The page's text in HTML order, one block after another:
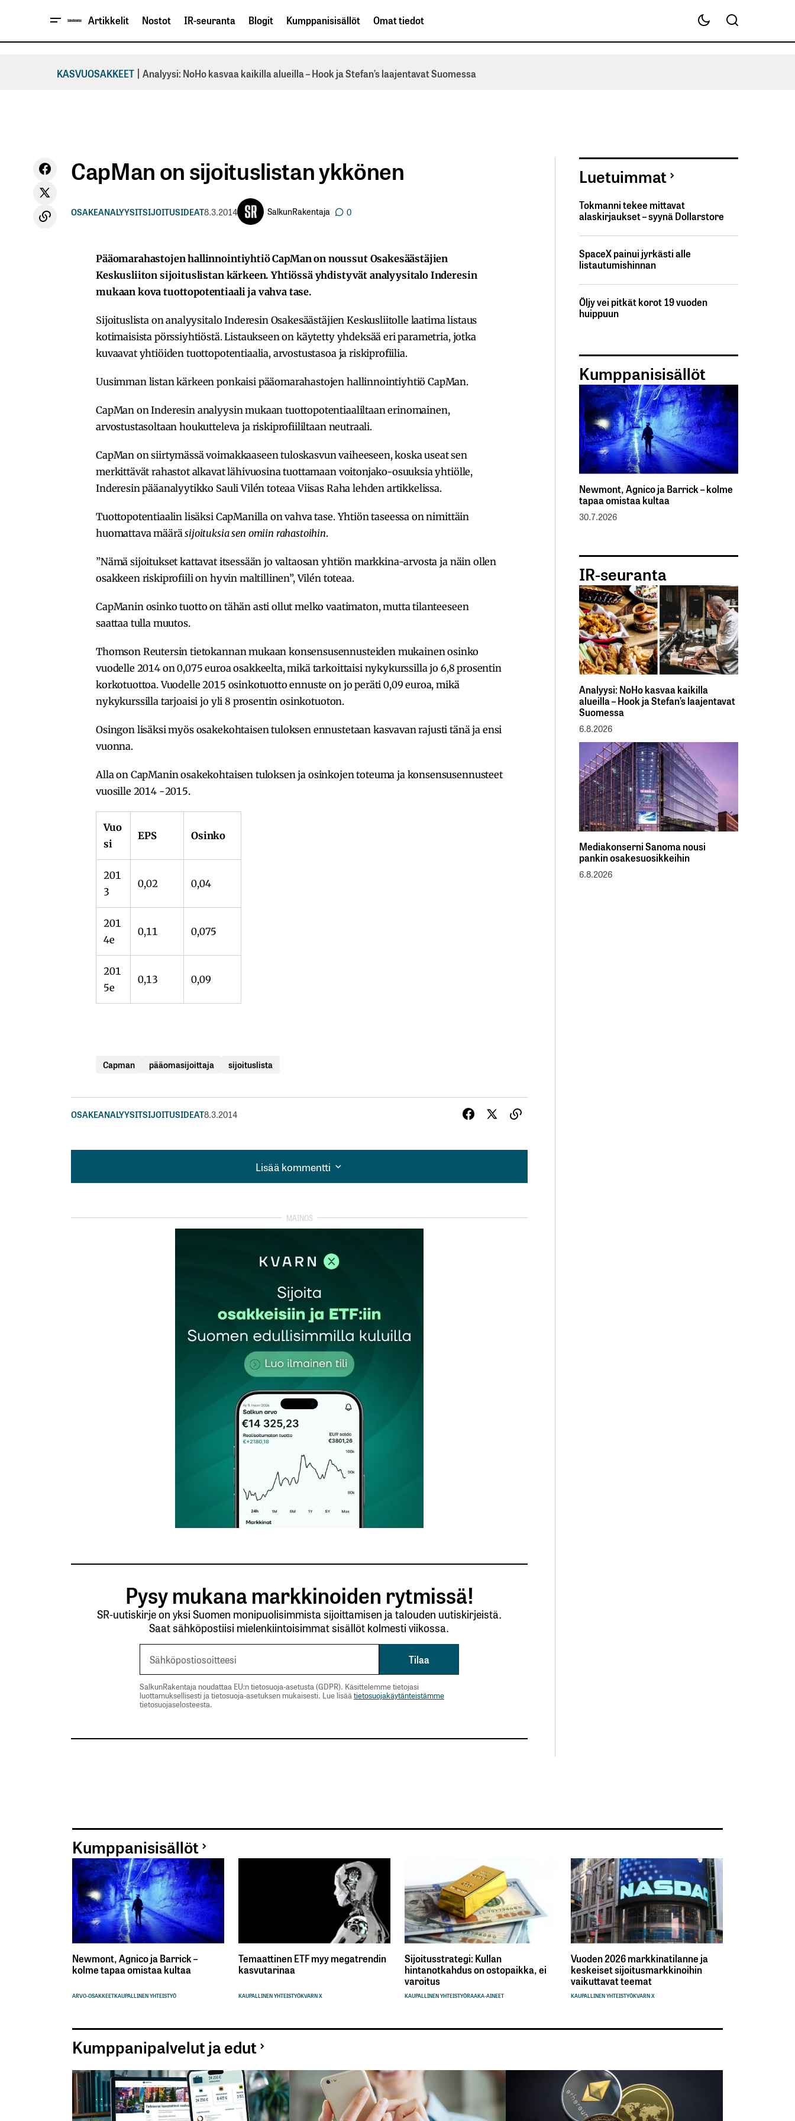
Artikkelit Nostot IR-seuranta Blogit Kumppanisisällöt Omat tiedot
KASVUOSAKKEET | Analyysi: NoHo kasvaa kaikilla alueilla – Hook ja Stefan’s laajentavat Suomessa
CapMan on sijoituslistan ykkönen
OSAKEANALYYSITSIJOITUSIDEAT8.3.2014 SalkunRakentaja 0
Pääomarahastojen hallinnointiyhtiö CapMan on noussut Osakesäästäjien
Keskusliiton sijoituslistan kärkeen. Yhtiössä yhdistyvät analyysitalo Inderesin
mukaan kova tuottopotentiaali ja vahva tase.
Sijoituslista on analyysitalo Inderesin Osakesäästäjien Keskusliitolle laatima listaus
kotimaisista pörssiyhtiöstä. Listaukseen on käytetty yhdeksää eri parametria, jotka
kuvaavat yhtiöiden tuottopotentiaalia, arvostustasoa ja riskiprofiilia.
Uusimman listan kärkeen ponkaisi pääomarahastojen hallinnointiyhtiö CapMan.
CapMan on Inderesin analyysin mukaan tuottopotentiaaliltaan erinomainen,
arvostustasoltaan houkutteleva ja riskiprofiililtaan neutraali.
CapMan on siirtymässä voimakkaaseen tuloskasvun vaiheeseen, koska useat sen
merkittävät rahastot alkavat lähivuosina tuottamaan voitonjako-osuuksia yhtiölle,
Inderesin pääanalyytikko Sauli Vilén toteaa Viisas Raha lehden artikkelissa.
Tuottopotentiaalin lisäksi CapManilla on vahva tase. Yhtiön taseessa on nimittäin
huomattava määräsijoituksia sen omiin rahastoihin.
”Nämä sijoitukset kattavat itsessään jo valtaosan yhtiön markkina-arvosta ja näin ollen
osakkeen riskiprofiili on hyvin maltillinen”, Vilén toteaa.
CapManin osinko tuotto on tähän asti ollut melko vaatimaton, mutta tilanteeseen
saattaa tulla muutos.
Thomson Reutersin tietokannan mukaan konsensusennusteiden mukainen osinko
vuodelle 2014 on 0,075 euroa osakkeelta, mikä tarkoittaisi nykykurssilla jo 6,8 prosentin
korkotuottoa. Vuodelle 2015 osinkotuotto ennuste on jo peräti 0,09 euroa, mikä
nykykurssilla tarjoaisi jo yli 8 prosentin osinkotuoton.
Osingon lisäksi myös osakekohtaisen tuloksen ennustetaan kasvavan rajusti tänä ja ensi
vuonna.
Alla on CapManin osakekohtaisen tuloksen ja osinkojen toteuma ja konsensusennusteet
vuosille 2014 -2015.
Vuo
si
EPS Osinko
201
3
0,02 0,04
201
4e
0,11 0,075
201
5e
0,13 0,09
Capman pääomasijoittaja sijoituslista
OSAKEANALYYSITSIJOITUSIDEAT8.3.2014
Lisää kommentti
Lisää kommentti
Pakolliset kentät on merkitty
Sähköpostiosoitteesi
Pysy mukana markkinoiden rytmissä!
SR-uutiskirje on yksi Suomen monipuolisimmista sijoittamisen ja talouden uutiskirjeistä.
Saat sähköpostiisi mielenkiintoisimmat sisällöt kolmesti viikossa.
SalkunRakentaja noudattaa EU:n tietosuoja-asetusta (GDPR). Käsittelemme tietojasi
luottamuksellisesti ja tietosuoja-asetuksen mukaisesti. Lue lisää tietosuojakäytänteistämme
tietosuojaselosteesta.
Luetuimmat
Tokmanni tekee mittavat
alaskirjaukset – syynä Dollarstore
SpaceX painui jyrkästi alle
listautumishinnan
Öljy vei pitkät korot 19 vuoden
huippuun
Kumppanisisällöt
Newmont, Agnico ja Barrick – kolme
tapaa omistaa kultaa
30.7.2026
IR-seuranta
Analyysi: NoHo kasvaa kaikilla
alueilla – Hook ja Stefan’s laajentavat
Suomessa
6.8.2026
Mediakonserni Sanoma nousi
pankin osakesuosikkeihin
6.8.2026
Kumppanisisällöt
Newmont, Agnico ja Barrick –
kolme tapaa omistaa kultaa
ARVO-OSAKKEETKAUPALLINEN YHTEISTYÖ
Temaattinen ETF myy megatrendin
kasvutarinaa
KAUPALLINEN YHTEISTYÖKVARN X
Sijoitusstrategi: Kullan
hintanotkahdus on ostopaikka, ei
varoitus
KAUPALLINEN YHTEISTYÖRAAKA-AINEET
Vuoden 2026 markkinatilanne ja
keskeiset sijoitusmarkkinoihin
vaikuttavat teemat
KAUPALLINEN YHTEISTYÖKVARN X
Kumppanipalvelut ja edut